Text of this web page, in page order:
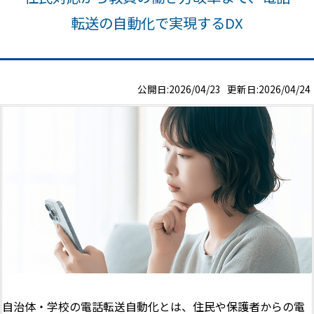
転送の自動化で実現するDX
公開日:2026/04/23 更新日:2026/04/24
自治体・学校の電話転送自動化とは、住民や保護者からの電